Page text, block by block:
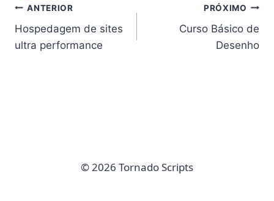
Navegação
de
ANTERIOR
Hospedagem de sites
ultra performance
PRÓXIMO
Curso Básico de
Desenho
© 2026 Tornado Scripts